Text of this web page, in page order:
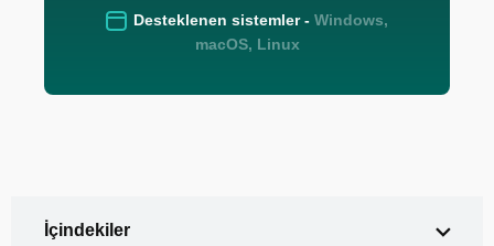
Desteklenen sistemler - Windows,
macOS, Linux
İçindekiler